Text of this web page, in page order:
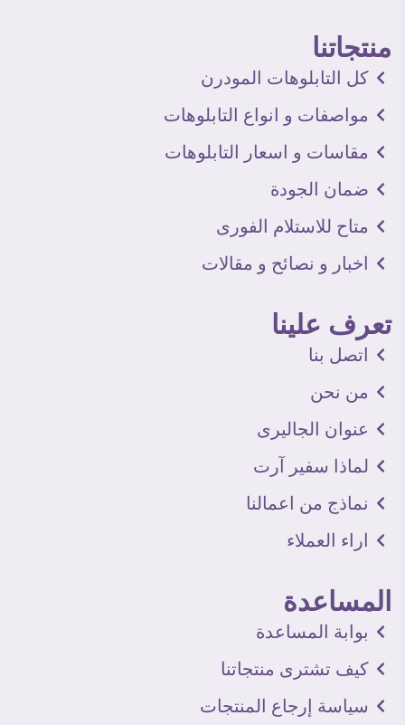
منتجاتنا
كل التابلوهات المودرن
مواصفات و انواع التابلوهات
مقاسات و اسعار التابلوهات
ضمان الجودة
متاح للاستلام الفورى
اخبار و نصائح و مقالات
تعرف علينا
اتصل بنا
من نحن
عنوان الجاليرى
لماذا سفير آرت
نماذج من اعمالنا
اراء العملاء
المساعدة
بوابة المساعدة
كيف تشترى منتجاتنا
سياسة إرجاع المنتجات